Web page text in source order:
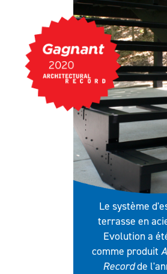
Le système
terrasse en
Evolution a
comme produit
Recordde